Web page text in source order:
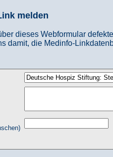
melden
dieses Webformular
damit, die Medinfo-